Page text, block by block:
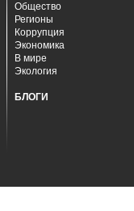
Общество
Регионы
Коррупция
Экономика
В мире
Экология
БЛОГИ